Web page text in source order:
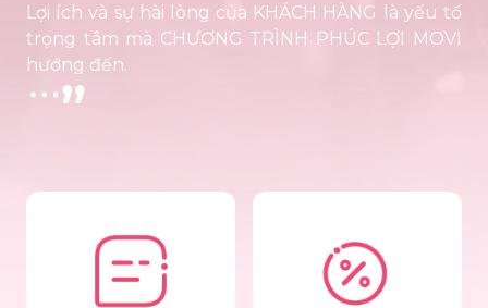
Lợi ích và sự hài lòng của KHÁCH HÀNG là yếu tố
trọng tâm mà CHƯƠNG TRÌNH PHÚC LỢI MOVI
hướng đến.